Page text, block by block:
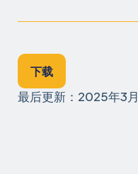
下载
最后更新：2025年3月